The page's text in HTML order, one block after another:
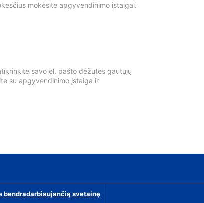
mokėsite apgyvendinimo įstaigai.
savo el. pašto dėžutės gautųjų
su apgyvendinimo įstaiga ir
bendradarbiaujančią svetainę